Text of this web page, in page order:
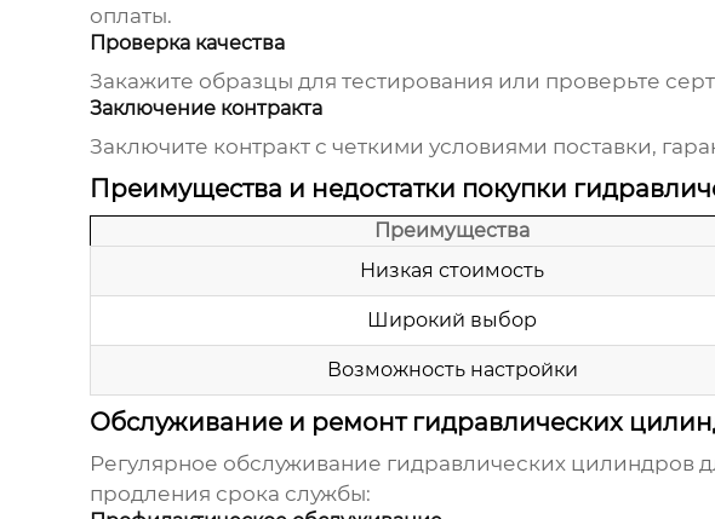
оплаты.
Проверка качества
Закажите образцы для тестирования или проверьте
Заключение контракта
Заключите контракт с четкими условиями поставки,
Преимущества и недостатки покупки
Преимущества
Низкая стоимость
Широкий выбор
Возможность настройки
Обслуживание и ремонт гидравлических
Регулярное обслуживание гидравлических цилиндров
продления срока службы: